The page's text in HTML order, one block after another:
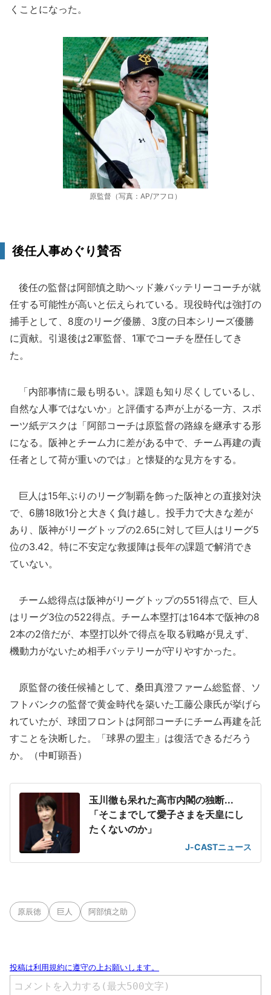
くことになった。
原監督（写真：AP/アフロ）
後任人事めぐり賛否
後任の監督は阿部慎之助ヘッド兼バッテリーコーチが就
任する可能性が高いと伝えられている。現役時代は強打の
捕手として、8度のリーグ優勝、3度の日本シリーズ優勝
に貢献。引退後は2軍監督、1軍でコーチを歴任してき
た。
「内部事情に最も明るい。課題も知り尽くしているし、
自然な人事ではないか」と評価する声が上がる一方、スポ
ーツ紙デスクは「阿部コーチは原監督の路線を継承する形
になる。阪神とチーム力に差がある中で、チーム再建の責
任者として荷が重いのでは」と懐疑的な見方をする。
巨人は15年ぶりのリーグ制覇を飾った阪神との直接対決
で、6勝18敗1分と大きく負け越し。投手力で大きな差が
あり、阪神がリーグトップの2.65に対して巨人はリーグ5
位の3.42。特に不安定な救援陣は長年の課題で解消でき
ていない。
チーム総得点は阪神がリーグトップの551得点で、巨人
はリーグ3位の522得点。チーム本塁打は164本で阪神の8
2本の2倍だが、本塁打以外で得点を取る戦略が見えず、
機動力がないため相手バッテリーが守りやすかった。
原監督の後任候補として、桑田真澄ファーム総監督、ソ
フトバンクの監督で黄金時代を築いた工藤公康氏が挙げら
れていたが、球団フロントは阿部コーチにチーム再建を託
すことを決断した。「球界の盟主」は復活できるだろう
か。（中町顕吾）
玉川徹も呆れた高市内閣の独断...
「そこまでして愛子さまを天皇にし
たくないのか」
J-CASTニュース
原辰徳 巨人 阿部慎之助